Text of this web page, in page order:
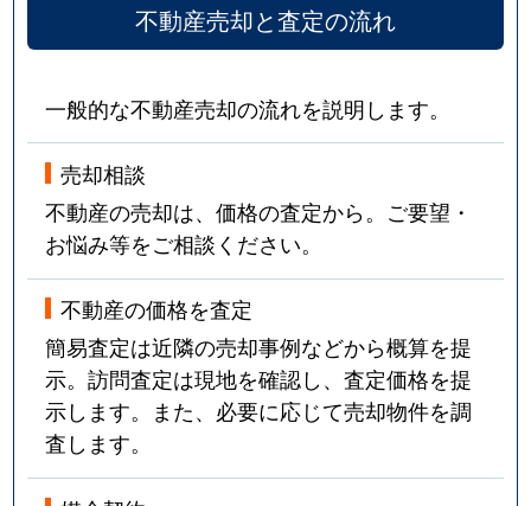
不動産売却と査定の流れ
一般的な不動産売却の流れを説明します。
売却相談
不動産の売却は、価格の査定から。ご要望・
お悩み等をご相談ください。
不動産の価格を査定
簡易査定は近隣の売却事例などから概算を提
示。訪問査定は現地を確認し、査定価格を提
示します。また、必要に応じて売却物件を調
査します。